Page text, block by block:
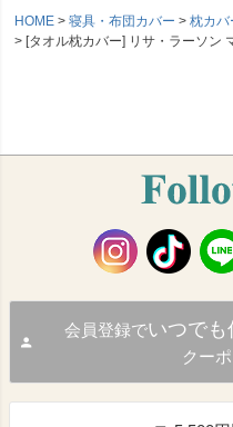
HOME 寝具・布団カバー
枕カバ
[タオル枕カバー] リサ・ラーソン
会員登録でいつで
クー